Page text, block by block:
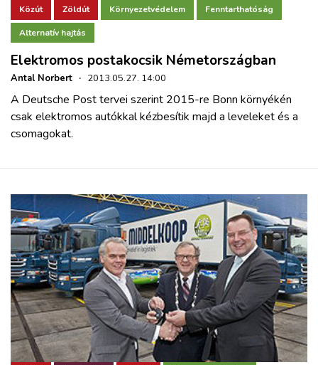
Közút Zöldút Környezetvédelem Fenntarthatóság
Alternatív hajtás
Elektromos postakocsik Németországban
Antal Norbert · 2013.05.27. 14:00
A Deutsche Post tervei szerint 2015-re Bonn környékén
csak elektromos autókkal kézbesítik majd a leveleket és a
csomagokat.